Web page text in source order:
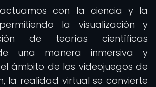
con la ciencia y la
la visualización y
de teorías científicas
una manera inmersiva y
ámbito de los videojuegos de
la realidad virtual se convierte